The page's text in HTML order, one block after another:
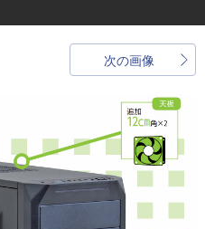
次の画像